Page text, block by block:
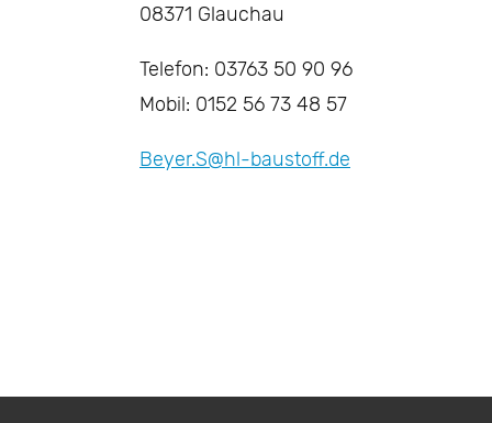
08371 Glauchau
Telefon: 03763 50 90 96
Mobil: 0152 56 73 48 57
Beyer.S@hl-baustoff.de